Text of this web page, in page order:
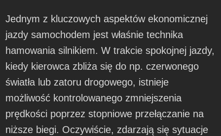
Jednym z kluczowych aspektów ekonomicznej
jazdy samochodem jest właśnie technika
hamowania silnikiem. W trakcie spokojnej jazdy,
kiedy kierowca zbliża się do np. czerwonego
światła lub zatoru drogowego, istnieje
możliwość kontrolowanego zmniejszenia
prędkości poprzez stopniowe przełączanie na
niższe biegi. Oczywiście, zdarzają się sytuacje